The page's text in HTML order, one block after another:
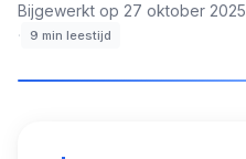
Bijgewerkt op 27 oktober 2025
·
9 min leestijd